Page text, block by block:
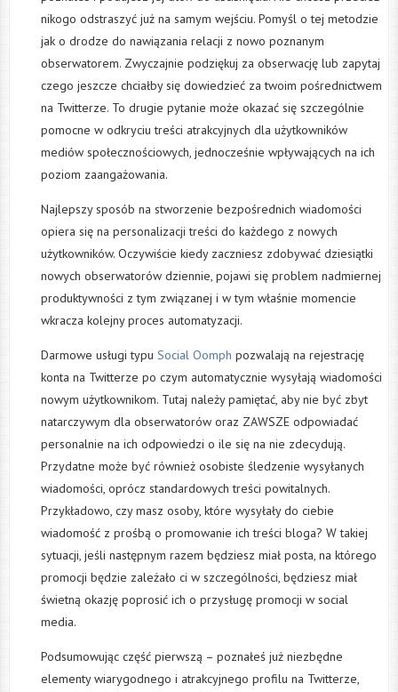
nikogo odstraszyć już na samym wejściu. Pomyśl o tej metodzie
jak o drodze do nawiązania relacji z nowo poznanym
obserwatorem. Zwyczajnie podziękuj za obserwację lub zapytaj
czego jeszcze chciałby się dowiedzieć za twoim pośrednictwem
na Twitterze. To drugie pytanie może okazać się szczególnie
pomocne w odkryciu treści atrakcyjnych dla użytkowników
mediów społecznościowych, jednocześnie wpływających na ich
poziom zaangażowania.
Najlepszy sposób na stworzenie bezpośrednich wiadomości
opiera się na personalizacji treści do każdego z nowych
użytkowników. Oczywiście kiedy zaczniesz zdobywać dziesiątki
nowych obserwatorów dziennie, pojawi się problem nadmiernej
produktywności z tym związanej i w tym właśnie momencie
wkracza kolejny proces automatyzacji.
Darmowe usługi typuSocial Oomph pozwalają na rejestrację
konta na Twitterze po czym automatycznie wysyłają wiadomości
nowym użytkownikom. Tutaj należy pamiętać, aby nie być zbyt
natarczywym dla obserwatorów oraz ZAWSZE odpowiadać
personalnie na ich odpowiedzi o ile się na nie zdecydują.
Przydatne może być również osobiste śledzenie wysyłanych
wiadomości, oprócz standardowych treści powitalnych.
Przykładowo, czy masz osoby, które wysyłały do ciebie
wiadomość z prośbą o promowanie ich treści bloga? W takiej
sytuacji, jeśli następnym razem będziesz miał posta, na którego
promocji będzie zależało ci w szczególności, będziesz miał
świetną okazję poprosić ich o przysługę promocji w social
media.
Podsumowując część pierwszą – poznałeś już niezbędne
elementy wiarygodnego i atrakcyjnego profilu na Twitterze,